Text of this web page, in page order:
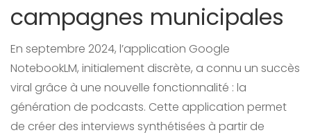
campagnes municipales
En septembre 2024, l’application Google
NotebookLM, initialement discrète, a connu un succès
viral grâce à une nouvelle fonctionnalité : la
génération de podcasts. Cette application permet
de créer des interviews synthétisées à partir de